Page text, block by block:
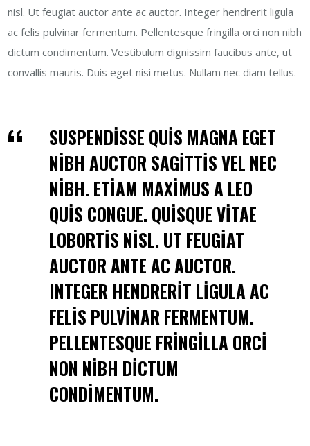
için
nisl. Ut feugiat auctor ante ac auctor. Integer hendrerit ligula
ac felis pulvinar fermentum. Pellentesque fringilla orci non nibh
dictum condimentum. Vestibulum dignissim faucibus ante, ut
convallis mauris. Duis eget nisi metus. Nullam nec diam tellus.
SUSPENDISSE QUIS MAGNA EGET
NIBH AUCTOR SAGITTIS VEL NEC
NIBH. ETIAM MAXIMUS A LEO
QUIS CONGUE. QUISQUE VITAE
LOBORTIS NISL. UT FEUGIAT
AUCTOR ANTE AC AUCTOR.
INTEGER HENDRERIT LIGULA AC
FELIS PULVINAR FERMENTUM.
PELLENTESQUE FRINGILLA ORCI
NON NIBH DICTUM
CONDIMENTUM.